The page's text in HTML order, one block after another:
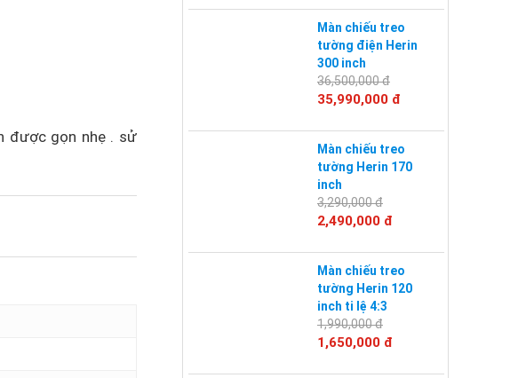
được gọn nhẹ . sử
Màn chiếu treo
tường điện Herin
300 inch
36,500,000 đ
35,990,000 đ
Màn chiếu treo
tường Herin 170
inch
3,290,000 đ
2,490,000 đ
Màn chiếu treo
tường Herin 120
inch ti lệ 4:3
1,990,000 đ
1,650,000 đ